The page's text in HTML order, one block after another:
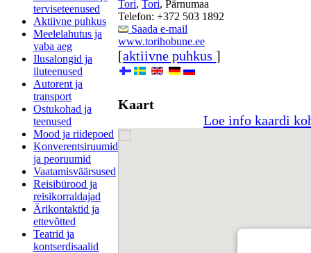
terviseteenused
Aktiivne puhkus
Meelelahutus ja
vaba aeg
Ilusalongid ja
iluteenused
Autorent ja
transport
Ostukohad ja
teenused
Mood ja riidepoed
Konverentsiruumid
ja peoruumid
Vaatamisväärsused
Reisibürood ja
reisikorraldajad
Ärikontaktid ja
ettevõtted
Teatrid ja
kontserdisaalid
Tori, Tori, Pärnumaa
Telefon: +372 503 1892
Saada e-mail
www.torihobune.ee
[aktiivne puhkus ]
Kaart
Loe info kaardi